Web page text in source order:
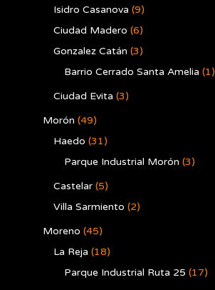
Isidro Casanova (9)
Ciudad Madero (6)
Gonzalez Catán (3)
Barrio Cerrado Santa Amelia (1)
Ciudad Evita (3)
Morón (49)
Haedo (31)
Parque Industrial Morón (3)
Castelar (5)
Villa Sarmiento (2)
Moreno (45)
La Reja (18)
Parque Industrial Ruta 25 (17)